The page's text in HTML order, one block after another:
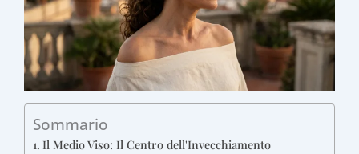
Sommario
Il Medio Viso: Il Centro dell'Invecchiamento